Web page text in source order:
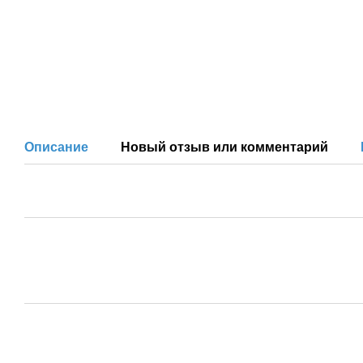
Описание Новый отзыв или комментарий